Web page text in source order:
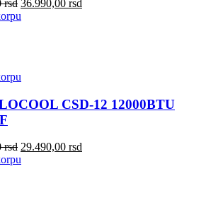
rsd 36.990,00 rsd
CSD-12 12000BTU
rsd 29.490,00 rsd